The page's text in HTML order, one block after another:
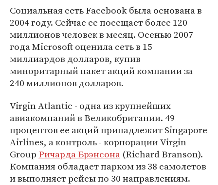
Социальная сеть Facebook была основана в
2004 году. Сейчас ее посещает более 120
миллионов человек в месяц. Осенью 2007
года Microsoft оценила сеть в 15
миллиардов долларов, купив
миноритарный пакет акций компании за
240 миллионов долларов.
Virgin Atlantic - одна из крупнейших
авиакомпаний в Великобритании. 49
процентов ее акций принадлежит Singapore
Airlines, а контроль - корпорации Virgin
Group Ричарда Брэнсона (Richard Branson).
Компания обладает парком из 38 самолетов
и выполняет рейсы по 30 направлениям.